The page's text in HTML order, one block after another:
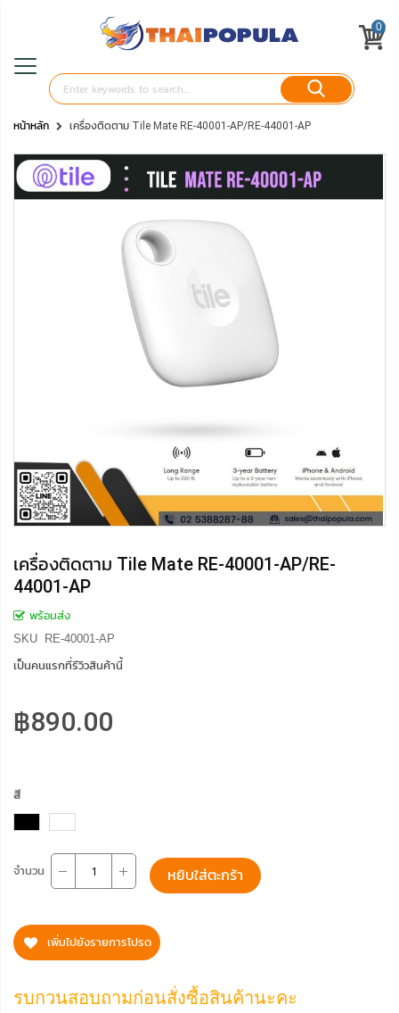
0
หน้าหลัก เครื่องติดตาม Tile Mate RE-40001-AP/RE-44001-AP
เครื่องติดตาม Tile Mate RE-40001-AP/RE-
44001-AP
พร้อมส่ง
SKU
RE-40001-AP
เป็นคนแรกที่รีวิวสินค้านี้
฿890.00
สี
จำนวน หยิบใส่ตะกร้า
เพิ่มไปยังรายการโปรด
รบกวนสอบถามก่อนสั่งซื้อสินค้านะคะ